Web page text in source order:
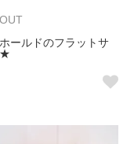
ールドのフラットサ
★